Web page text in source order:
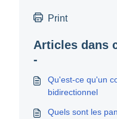
Print
Articles dans
-
Qu'est-ce qu'un
bidirectionnel
Quels sont les